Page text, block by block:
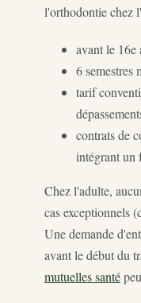
l'orthodontie chez
avant le 16e
6 semestres
tarif
contrats de
intégrant un
Chez l'adulte,
cas exceptionnels
Une demande
avant le début du
mutuelles santé